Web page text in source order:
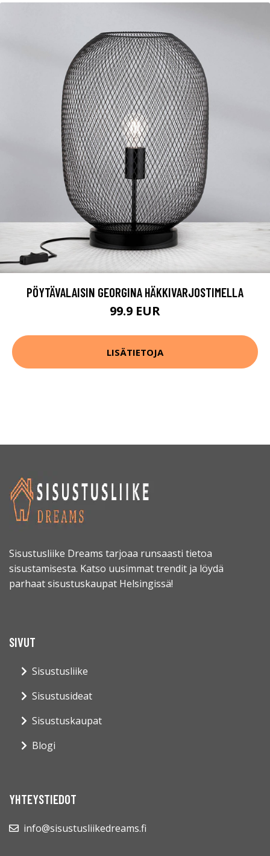
PÖYTÄVALAISIN GEORGINA HÄKKIVARJOSTIMELLA
99.9 EUR
LISÄTIETOJA
Sisustusliike Dreams tarjoaa runsaasti tietoa
sisustamisesta. Katso uusimmat trendit ja löydä
parhaat sisustuskaupat Helsingissä!
SIVUT
Sisustusliike
Sisustusideat
Sisustuskaupat
Blogi
YHTEYSTIEDOT
info@sisustusliikedreams.fi